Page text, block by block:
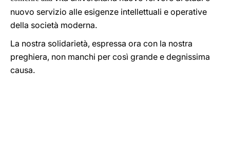
nuovo servizio alle esigenze intellettuali e operative
della società moderna.
La nostra solidarietà, espressa ora con la nostra
preghiera, non manchi per così grande e degnissima
causa.